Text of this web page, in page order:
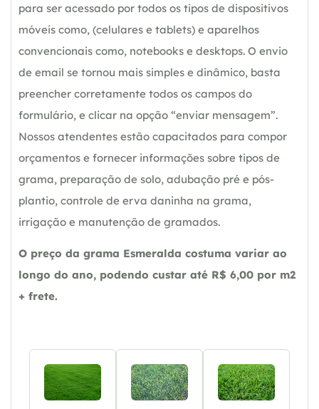
para ser acessado por todos os tipos de dispositivos
móveis como, (celulares e tablets) e aparelhos
convencionais como, notebooks e desktops. O envio
de email se tornou mais simples e dinâmico, basta
preencher corretamente todos os campos do
formulário, e clicar na opção “enviar mensagem”.
Nossos atendentes estão capacitados para compor
orçamentos e fornecer informações sobre tipos de
grama, preparação de solo, adubação pré e pós-
plantio, controle de erva daninha na grama,
irrigação e manutenção de gramados.
O preço da grama Esmeralda costuma variar ao
longo do ano, podendo custar até R$ 6,00 por m2
+ frete.